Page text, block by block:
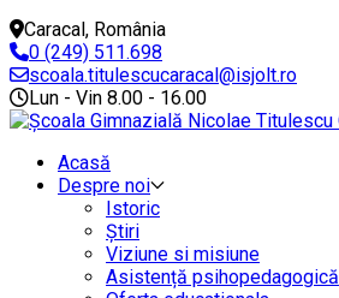
Caracal, România
0 (249) 511.698
scoala.titulescucaracal@isjolt.ro
Lun - Vin 8.00 - 16.00
Acasă
Despre noi
Istoric
Știri
Viziune si misiune
Asistență psihopedagogică